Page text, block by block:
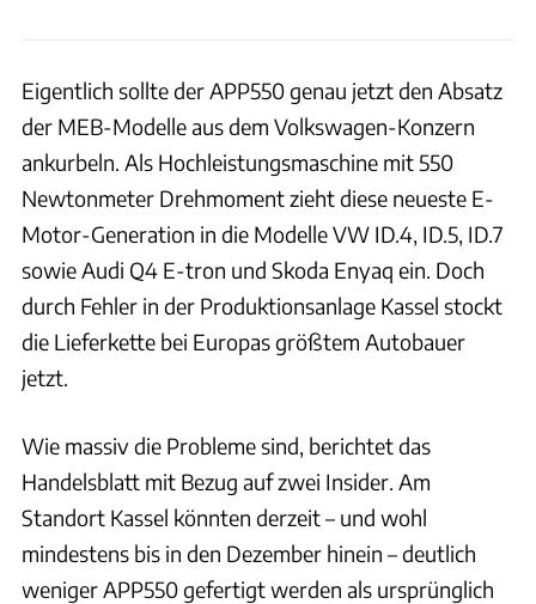
Eigentlich sollte der APP550 genau jetzt den Absatz
der MEB-Modelle aus dem Volkswagen-Konzern
ankurbeln. Als Hochleistungsmaschine mit 550
Newtonmeter Drehmoment zieht diese neueste E-
Motor-Generation in die Modelle VW ID.4, ID.5, ID.7
sowie Audi Q4 E-tron und Skoda Enyaq ein. Doch
durch Fehler in der Produktionsanlage Kassel stockt
die Lieferkette bei Europas größtem Autobauer
jetzt.
Wie massiv die Probleme sind, berichtet das
Handelsblatt mit Bezug auf zwei Insider. Am
Standort Kassel könnten derzeit – und wohl
mindestens bis in den Dezember hinein – deutlich
weniger APP550 gefertigt werden als ursprünglich